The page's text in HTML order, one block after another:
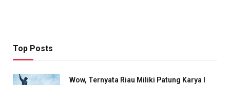
Top Posts
Wow, Ternyata Riau Miliki Patung Karya I